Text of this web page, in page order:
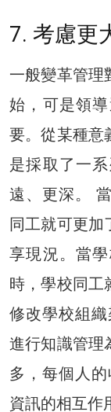
7. 考慮更
一般變革管理
始，可是領
要。從某種意
是採取了一
遠、更深。
同工就可更
享現況。當
時，學校同工
修改學校組
進行知識管理
多，每個人
資訊的相互作